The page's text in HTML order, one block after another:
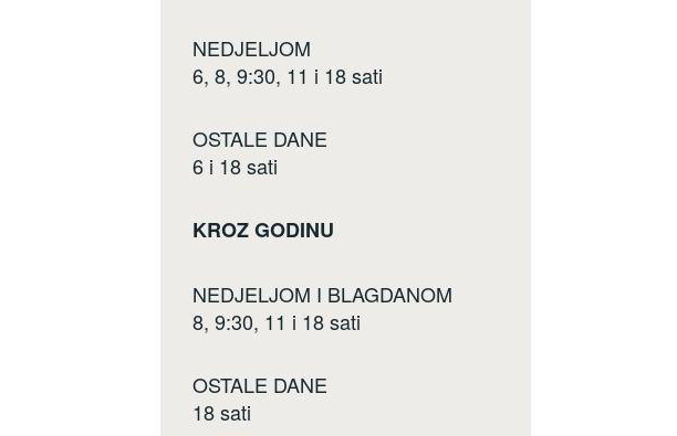
NEDJELJOM
6, 8, 9:30, 11 i 18 sati
OSTALE DANE
6 i 18 sati
KROZ GODINU
NEDJELJOM I BLAGDANOM
8, 9:30, 11 i 18 sati
OSTALE DANE
18 sati